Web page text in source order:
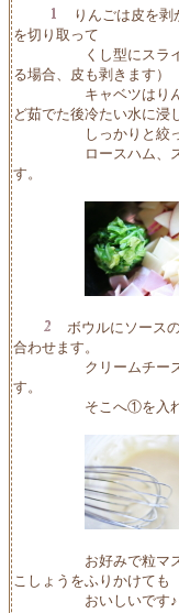
りんごは皮を剥
を切り取って
くし型にスライス
る場合、皮も剥きます）
キャベツはりんご
ど茹でた後冷たい水に浸
しっかりと絞って
ロースハム、スラ
す。
ボウルにソース
合わせます。
クリームチーズは
す。
そこへ①を入れて軽
お好みで粒マスタ
こしょうをふりかけても
おいしいです♪